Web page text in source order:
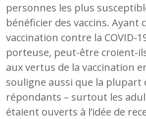
personnes les plus
bénéficier des vaccins. Ayant
vaccination contre la COVID-
porteuse, peut-être croient-
aux vertus de la vaccination
souligne aussi que la plupart
répondants – surtout les
étaient ouverts à l’idée de